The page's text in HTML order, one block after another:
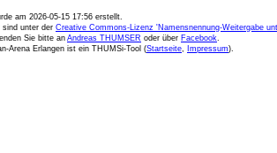
am 2026-05-15 17:56 erstellt.
sind unter der Creative Commons-Lizenz 'Namensnennung-Weitergabe
Sie bitte an Andreas THUMSER oder über Facebook.
Arena Erlangen ist ein THUMSi-Tool (Startseite, Impressum).